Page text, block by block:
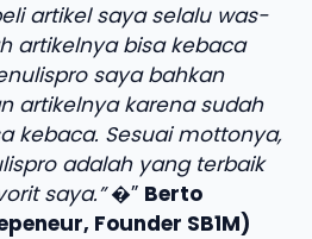
artikel saya selalu was-
artikelnya bisa kebaca
saya bahkan
artikelnya karena sudah
kebaca. Sesuai mottonya,
adalah yang terbaik
saya.”�” Berto
Founder SB1M)